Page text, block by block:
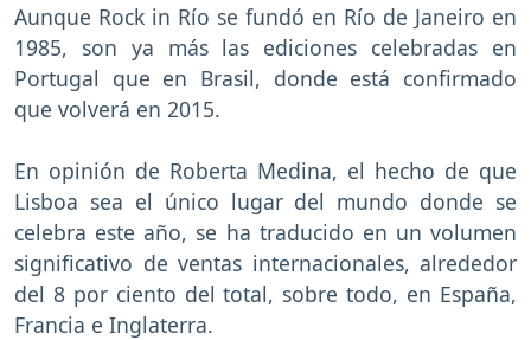
Aunque Rock in Río se fundó en Río de Janeiro en
1985, son ya más las ediciones celebradas en
Portugal que en Brasil, donde está confirmado
que volverá en 2015.
En opinión de Roberta Medina, el hecho de que
Lisboa sea el único lugar del mundo donde se
celebra este año, se ha traducido en un volumen
significativo de ventas internacionales, alrededor
del 8 por ciento del total, sobre todo, en España,
Francia e Inglaterra.